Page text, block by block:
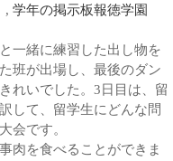
, 学年の掲示板報徳学園
一緒に練習した出し物を
班が出場し、最後のダン
れいでした。3日目は、留
して、留学生にどんな問
会です。
肉を食べることができま